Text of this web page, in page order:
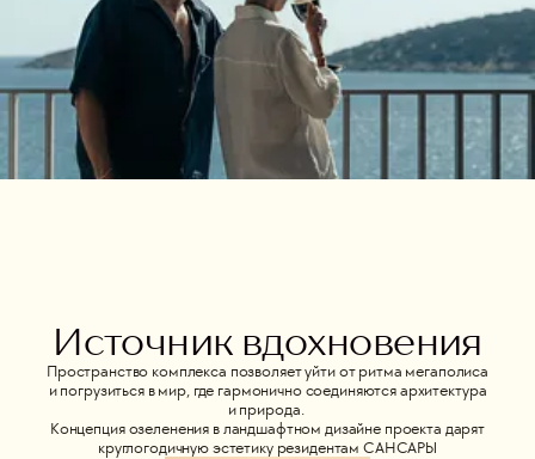
Источник вдохновения
Пространство комплекса позволяет уйти от ритма мегаполиса
и погрузиться в мир, где гармонично соединяются архитектура
и природа.
Концепция озеленения в ландшафтном дизайне проекта дарят
круглогодичную эстетику резидентам САНСАРЫ